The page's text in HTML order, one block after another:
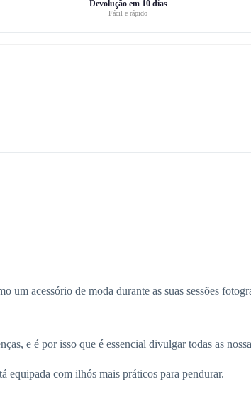
Devolução em 10 dias
Fácil e rápido
um acessório de moda durante as suas sessões
e é por isso que é essencial divulgar todas as
equipada com ilhós mais práticos para pendurar.